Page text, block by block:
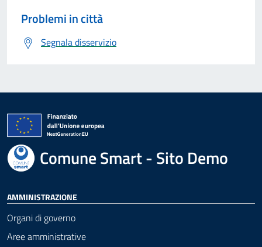
Problemi in città
Segnala disservizio
Comune Smart - Sito Demo
AMMINISTRAZIONE
Organi di governo
Aree amministrative